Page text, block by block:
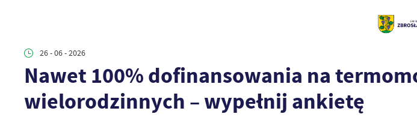
26 - 06 - 2026
Nawet 100% dofinansowania na
wielorodzinnych – wypełnij ankietę